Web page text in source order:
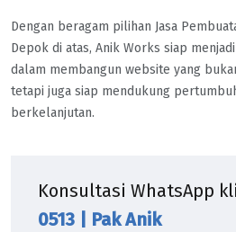
Dengan beragam pilihan Jasa
Depok di atas, Anik Works siap
dalam membangun website yang
tetapi juga siap mendukung
berkelanjutan.
Konsultasi WhatsApp
0513 | Pak Anik